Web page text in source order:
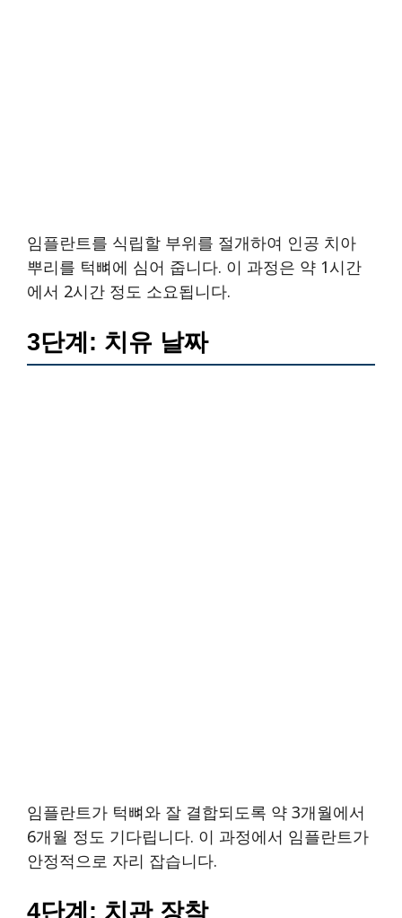
임플란트를 식립할 부위를 절개하여 인공 치아
뿌리를 턱뼈에 심어 줍니다. 이 과정은 약 1시간
에서 2시간 정도 소요됩니다.
3단계: 치유 날짜
임플란트가 턱뼈와 잘 결합되도록 약 3개월에서
6개월 정도 기다립니다. 이 과정에서 임플란트가
안정적으로 자리 잡습니다.
4단계: 치관 장착